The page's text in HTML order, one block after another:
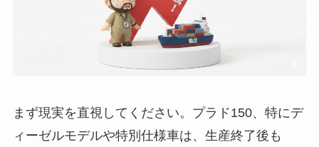
まず現実を直視してください。プラド150、特にデ
ィーゼルモデルや特別仕様車は、生産終了後も